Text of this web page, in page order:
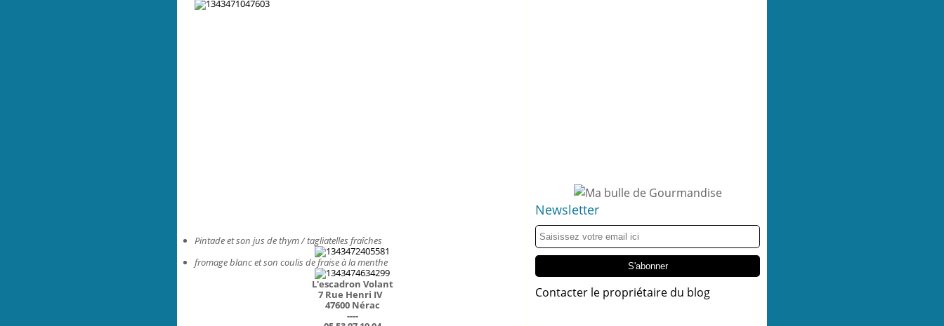
Pintade et son jus de thym / tagliatelles fraîches
fromage blanc et son coulis de fraise à la menthe
L'escadron Volant
7 Rue Henri IV
47600 Nérac
----
Newsletter
Contacter le propriétaire du blog